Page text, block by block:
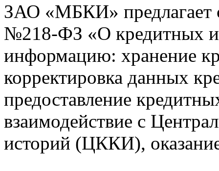
ЗАО «МБКИ» предлагает
№218-ФЗ «О кредитных
информацию: хранение
корректировка данных
предоставление
взаимодействие с
историй (ЦККИ),